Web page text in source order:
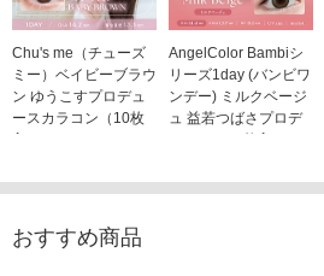
Chu's me（チューズ
ミー）ベイビーブラウ
ン ゆうこすプロデュ
ースカラコン（10枚
入り）
AngelColor Bambiシ
リーズ1day (バンビワ
ンデー) ミルクベージ
ュ 益若つばさプロデ
ュース（10枚入り）
おすすめ商品